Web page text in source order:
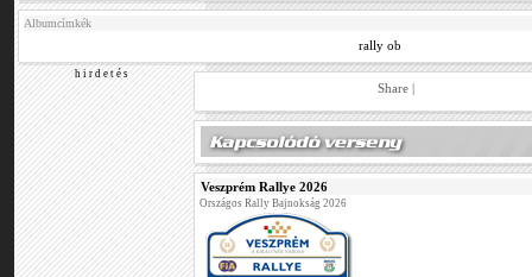
Albumcímkék
rally ob
h i r d e t é s
Share |
Veszprém Rallye 2026
Országos Rally Bajnokság 2026